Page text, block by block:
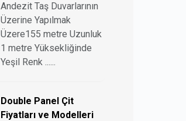
Andezit Taş Duvarlarının
Üzerine Yapılmak
Üzere155 metre Uzunluk
1 metre Yüksekliğinde
Yeşil Renk ......
Double Panel Çit
Fiyatları ve Modelleri